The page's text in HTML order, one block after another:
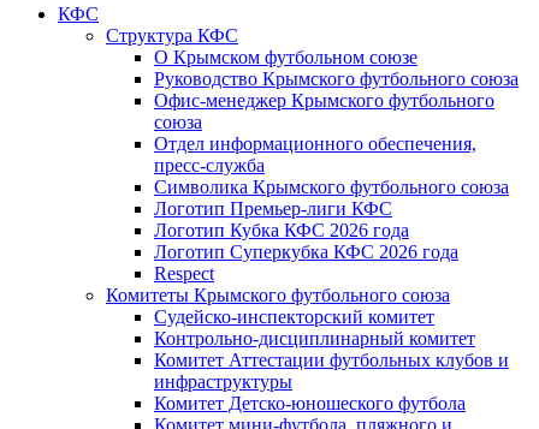
КФС
Структура КФС
О Крымском футбольном союзе
Руководство Крымского футбольного союза
Офис-менеджер Крымского футбольного
союза
Отдел информационного обеспечения,
пресс-служба
Символика Крымского футбольного союза
Логотип Премьер-лиги КФС
Логотип Кубка КФС 2026 года
Логотип Суперкубка КФС 2026 года
Respect
Комитеты Крымского футбольного союза
Судейско-инспекторский комитет
Контрольно-дисциплинарный комитет
Комитет Аттестации футбольных клубов и
инфраструктуры
Комитет Детско-юношеского футбола
Комитет мини-футбола, пляжного и